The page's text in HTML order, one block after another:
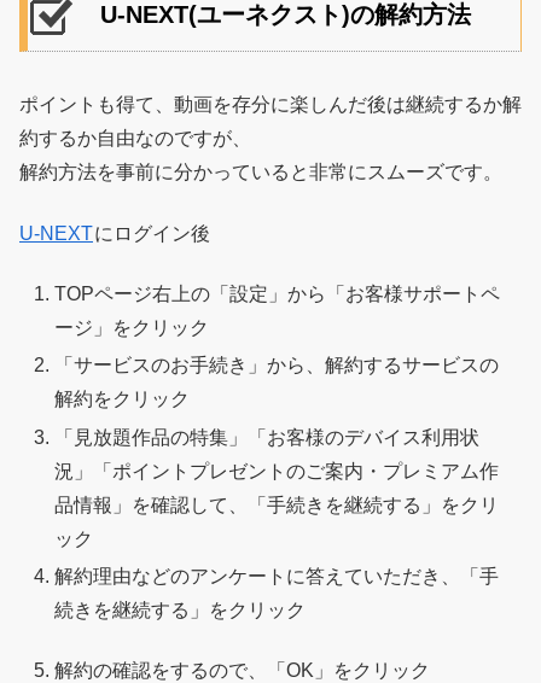
U-NEXT(ユーネクスト)の解約方法
ポイントも得て、動画を存分に楽しんだ後は継続するか解
約するか自由なのですが、
解約方法を事前に分かっていると非常にスムーズです。
U-NEXTにログイン後
TOPページ右上の「設定」から「お客様サポートペ
ージ」をクリック
「サービスのお手続き」から、解約するサービスの
解約をクリック
「見放題作品の特集」「お客様のデバイス利用状
況」「ポイントプレゼントのご案内・プレミアム作
品情報」を確認して、「手続きを継続する」をクリ
ック
解約理由などのアンケートに答えていただき、「手
続きを継続する」をクリック
解約の確認をするので、「OK」をクリック